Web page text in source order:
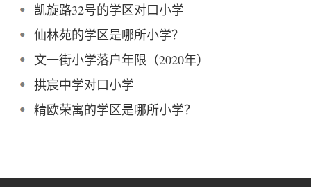
凯旋路32号的学区对口小学
仙林苑的学区是哪所小学？
文一街小学落户年限（2020年）
拱宸中学对口小学
精欧荣寓的学区是哪所小学？